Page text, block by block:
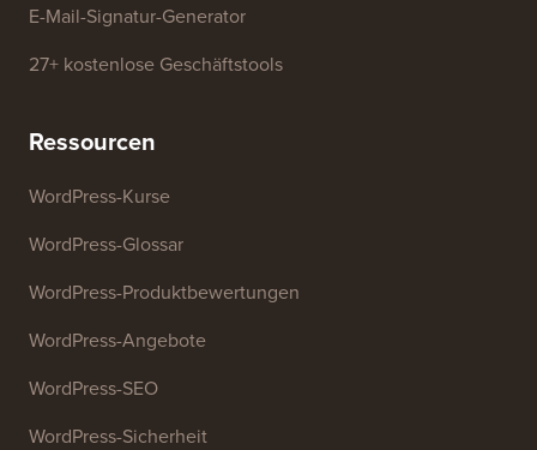
E-Mail-Signatur-Generator
27+ kostenlose Geschäftstools
Ressourcen
WordPress-Kurse
WordPress-Glossar
WordPress-Produktbewertungen
WordPress-Angebote
WordPress-SEO
WordPress-Sicherheit